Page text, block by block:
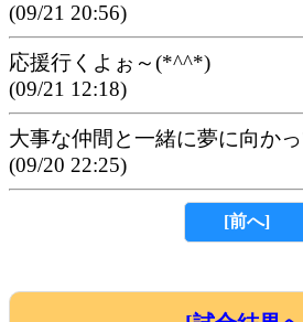
(09/21 20:56)
応援行くよぉ～(*^^*)
(09/21 12:18)
大事な仲間と一緒に夢に向かっ
(09/20 22:25)
[前へ]